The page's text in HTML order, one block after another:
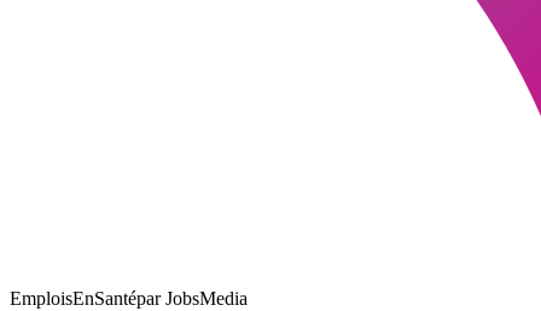
EmploisEnSantépar JobsMedia